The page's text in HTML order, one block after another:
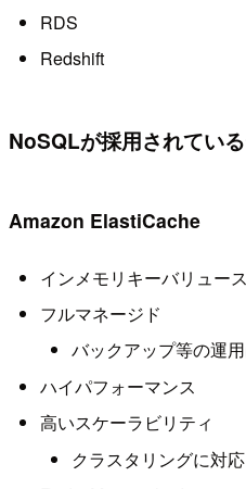
RDS
Redshift
NoSQLが採用されてい
Amazon ElastiCache
インメモリキーバリュー
フルマネージド
バックアップ等の運
ハイパフォーマンス
高いスケーラビリティ
クラスタリングに対